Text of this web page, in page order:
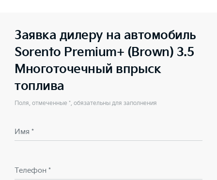
Заявка дилеру на автомобиль
Sorento Premium+ (Brown) 3.5
Многоточечный впрыск
топлива
Поля, отмеченные *, обязательны для заполнения
Имя *
Телефон *